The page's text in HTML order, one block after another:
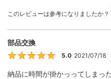
このレビューは参考になりましたか？
部品交換
5
5.0 2021/07/18
納品に時間が掛かっってしまっ